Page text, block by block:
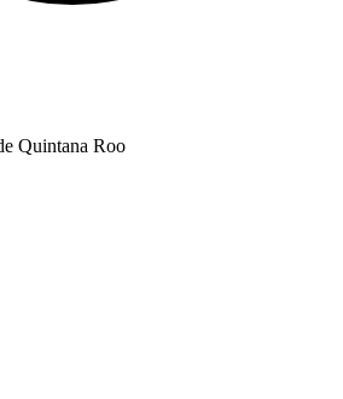
Quintana Roo